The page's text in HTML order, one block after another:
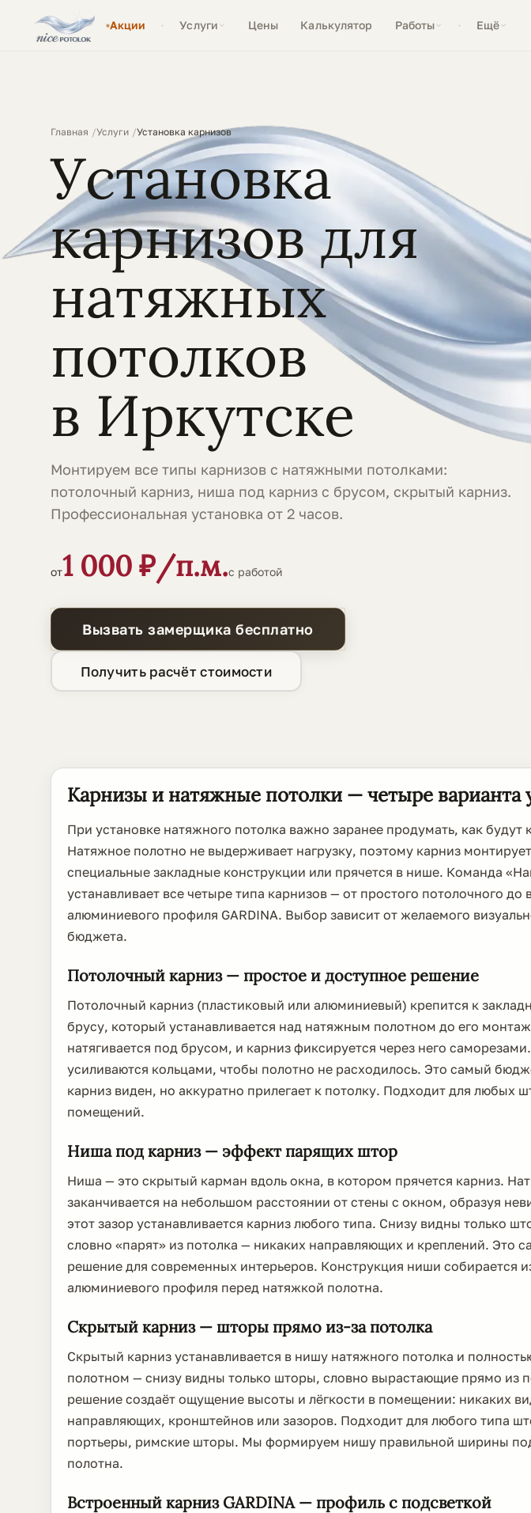
Акции Услуги Цены Калькулятор Работы Ещё
Главная Услуги Установка карнизов
Установка
карнизов для
натяжных
потолков
в Иркутске
Монтируем все типы карнизов с натяжными потолками:
потолочный карниз, ниша под карниз с брусом, скрытый карниз.
Профессиональная установка от 2 часов.
от1 000 ₽/п.м.с работой
Вызвать замерщика бесплатно
Получить расчёт стоимости
Карнизы и натяжные потолки — четыре варианта
При установке натяжного потолка важно заранее продумать, как будут
Натяжное полотно не выдерживает нагрузку, поэтому карниз
специальные закладные конструкции или прячется в нише. Команда
устанавливает все четыре типа карнизов — от простого потолочного до
алюминиевого профиля GARDINA. Выбор зависит от желаемого
бюджета.
Потолочный карниз — простое и доступное решение
Потолочный карниз (пластиковый или алюминиевый) крепится к
брусу, который устанавливается над натяжным полотном до его
натягивается под брусом, и карниз фиксируется через него
усиливаются кольцами, чтобы полотно не расходилось. Это самый
карниз виден, но аккуратно прилегает к потолку. Подходит для любых
помещений.
Ниша под карниз — эффект парящих штор
Ниша — это скрытый карман вдоль окна, в котором прячется карниз.
заканчивается на небольшом расстоянии от стены с окном, образуя
этот зазор устанавливается карниз любого типа. Снизу видны только
словно «парят» из потолка — никаких направляющих и креплений. Это
решение для современных интерьеров. Конструкция ниши собирается
алюминиевого профиля перед натяжкой полотна.
Скрытый карниз — шторы прямо из-за потолка
Скрытый карниз устанавливается в нишу натяжного потолка и
полотном — снизу видны только шторы, словно вырастающие прямо из
решение создаёт ощущение высоты и лёгкости в помещении: никаких
направляющих, кронштейнов или зазоров. Подходит для любого типа
портьеры, римские шторы. Мы формируем нишу правильной ширины
полотна.
Встроенный карниз GARDINA — профиль с подсветкой